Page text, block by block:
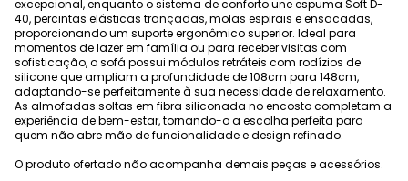
excepcional, enquanto o sistema de conforto une espuma Soft D-
40, percintas elásticas trançadas, molas espirais e ensacadas,
proporcionando um suporte ergonômico superior. Ideal para
momentos de lazer em família ou para receber visitas com
sofisticação, o sofá possui módulos retráteis com rodízios de
silicone que ampliam a profundidade de 108cm para 148cm,
adaptando-se perfeitamente à sua necessidade de relaxamento.
As almofadas soltas em fibra siliconada no encosto completam a
experiência de bem-estar, tornando-o a escolha perfeita para
quem não abre mão de funcionalidade e design refinado.
O produto ofertado não acompanha demais peças e acessórios.